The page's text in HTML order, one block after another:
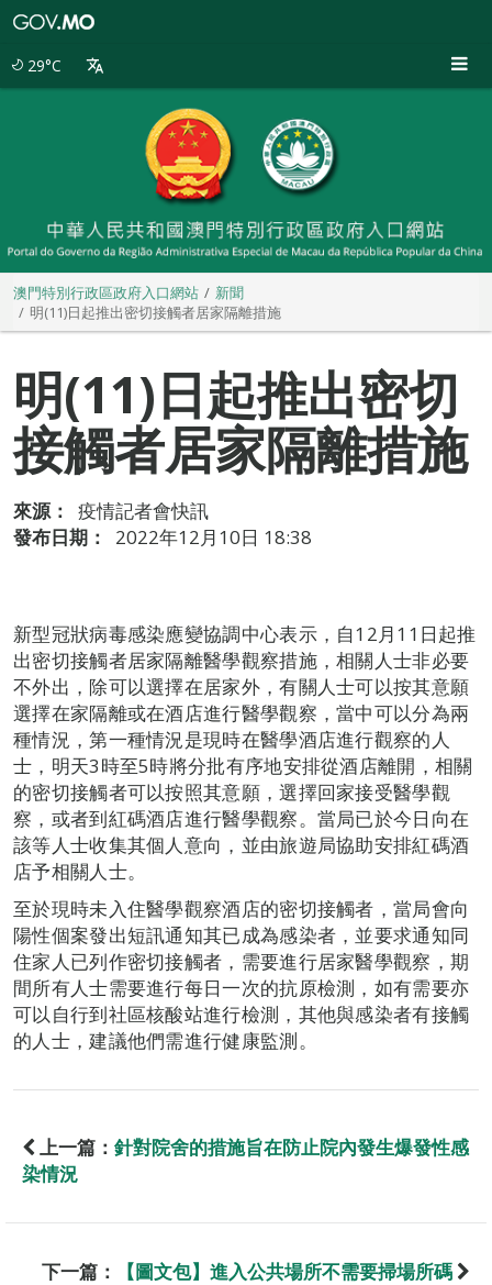
29°C
澳門特別行政區政府入口網站
新聞
明(11)日起推出密切接觸者居家隔離措施
明(11)日起推出密切
接觸者居家隔離措施
來源：
疫情記者會快訊
發布日期：
2022年12月10日 18:38
新型冠狀病毒感染應變協調中心表示，自12月11日起推
出密切接觸者居家隔離醫學觀察措施，相關人士非必要
不外出，除可以選擇在居家外，有關人士可以按其意願
選擇在家隔離或在酒店進行醫學觀察，當中可以分為兩
種情況，第一種情況是現時在醫學酒店進行觀察的人
士，明天3時至5時將分批有序地安排從酒店離開，相關
的密切接觸者可以按照其意願，選擇回家接受醫學觀
察，或者到紅碼酒店進行醫學觀察。當局已於今日向在
該等人士收集其個人意向，並由旅遊局協助安排紅碼酒
店予相關人士。
至於現時未入住醫學觀察酒店的密切接觸者，當局會向
陽性個案發出短訊通知其已成為感染者，並要求通知同
住家人已列作密切接觸者，需要進行居家醫學觀察，期
間所有人士需要進行每日一次的抗原檢測，如有需要亦
可以自行到社區核酸站進行檢測，其他與感染者有接觸
的人士，建議他們需進行健康監測。
上一篇： 針對院舍的措施旨在防止院內發生爆發性感
染情況
下一篇： 【圖文包】進入公共場所不需要掃場所碼